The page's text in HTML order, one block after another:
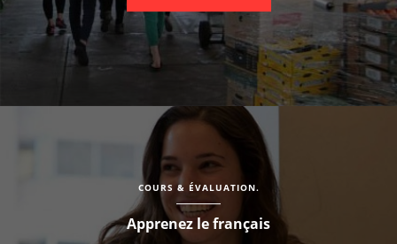
COURS & ÉVALUATION.
Apprenez le français